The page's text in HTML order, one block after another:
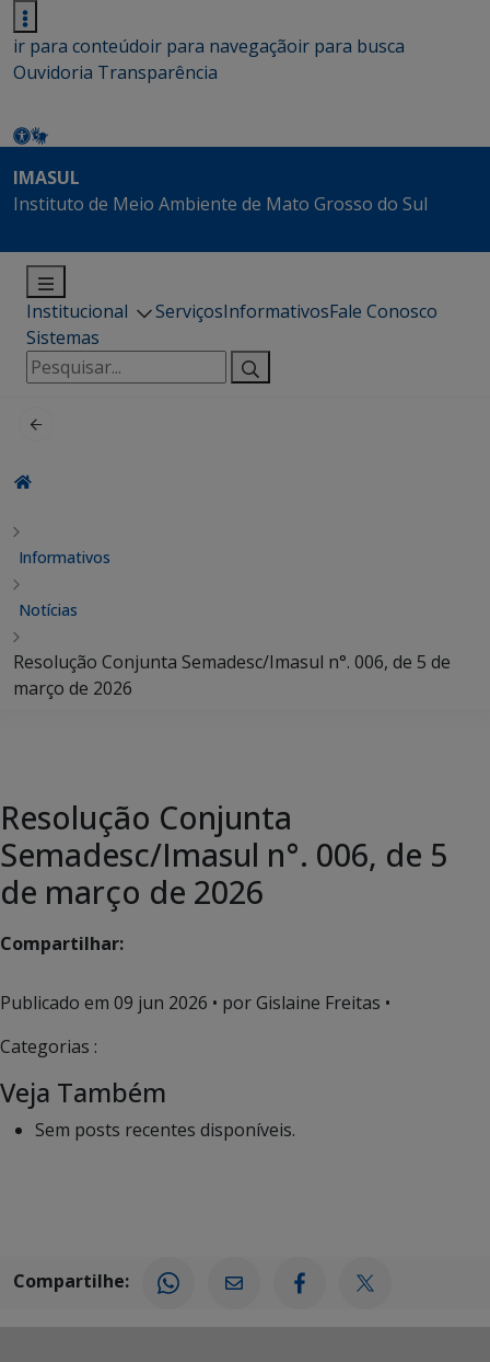
ir para conteúdoir para navegaçãoir para busca
Ouvidoria Transparência
IMASUL
Instituto de Meio Ambiente de Mato Grosso do Sul
Institucional ServiçosInformativosFale Conosco
Sistemas
Pesquisar
por:
Informativos
Notícias
Resolução Conjunta Semadesc/Imasul n°. 006, de 5 de
março de 2026
Resolução Conjunta
Semadesc/Imasul n°. 006, de 5
de março de 2026
Compartilhar:
Publicado em 09 jun 2026 • por Gislaine Freitas •
Categorias :
Veja Também
Sem posts recentes disponíveis.
Compartilhe: